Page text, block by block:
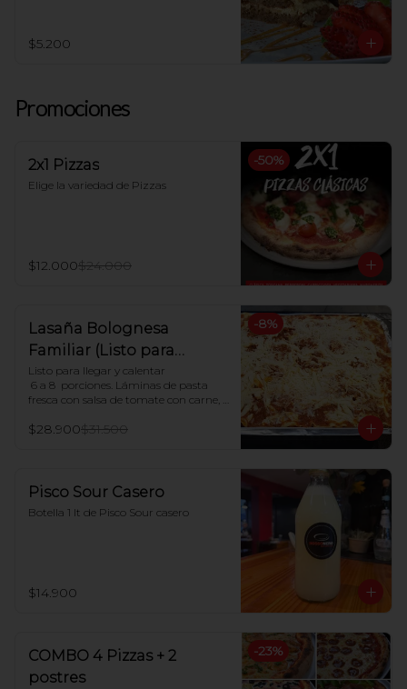
$5.200
Promociones
-50%
2x1 Pizzas
Elige la variedad de Pizzas
$12.000$24.000
-8%
Lasaña Bolognesa
Familiar (Listo para
hornear en casa)
Listo para llegar y calentar
6 a 8  porciones. Láminas de pasta
fresca con salsa de tomate con carne,
minutos.
$28.900$31.500
Pisco Sour Casero
Botella 1 lt de Pisco Sour casero
$14.900
-23%
COMBO 4 Pizzas + 2
postres